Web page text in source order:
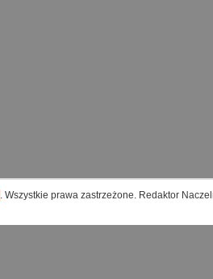
. Wszystkie prawa zastrzeżone. Redaktor